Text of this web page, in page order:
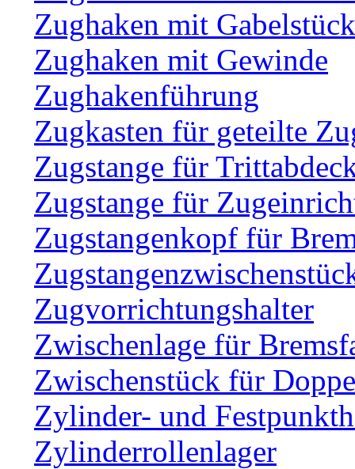
Zughaken mit Gabelstück
Zughaken mit Gewinde
Zughakenführung
Zugkasten für geteilte
Zugstange für
Zugstange für
Zugstangenkopf für
Zugvorrichtungshalter
Zwischenlage für
Zwischenstück für
Zylinder- und
Zylinderrollenlager